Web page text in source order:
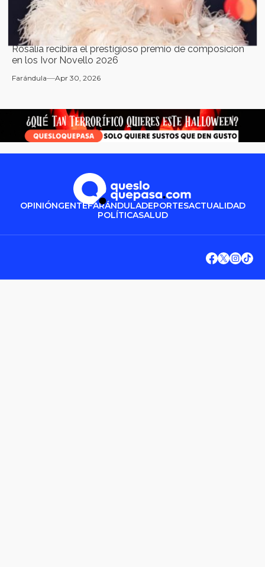
Rosalía recibirá el prestigioso premio de composición
en los Ivor Novello 2026
Farándula Apr 30, 2026
OPINIÓNGENTEFARÁNDULADEPORTESACTUALIDAD
POLÍTICASALUD